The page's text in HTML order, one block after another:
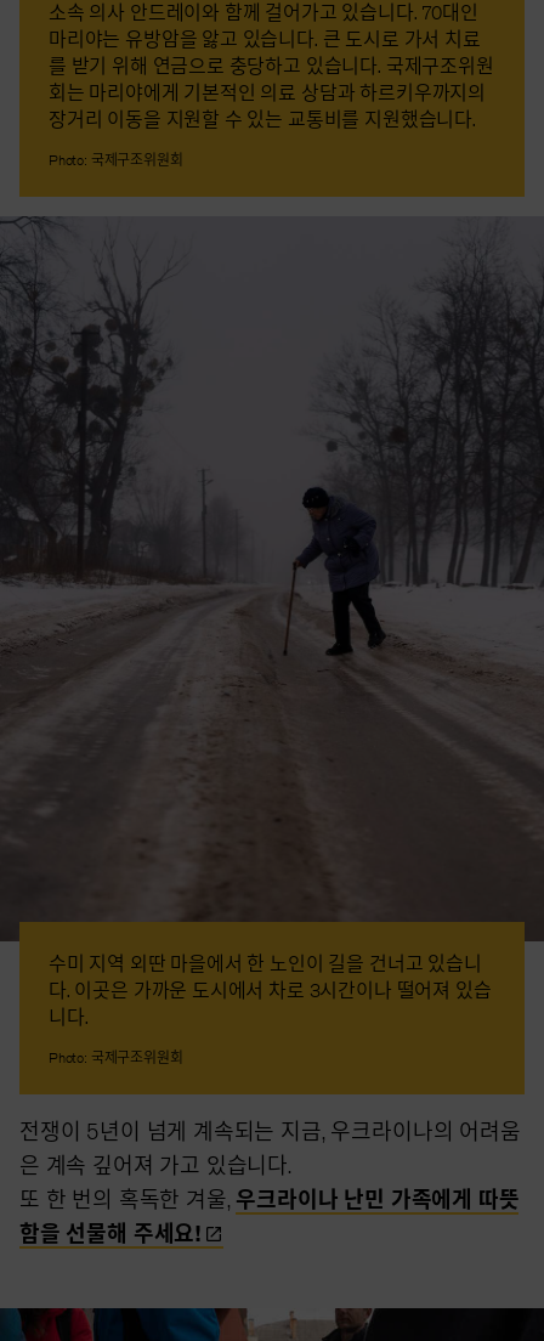
소속 의사 안드레이와 함께 걸어가고 있습니다. 70대인
마리야는 유방암을 앓고 있습니다. 큰 도시로 가서 치료
를 받기 위해 연금으로 충당하고 있습니다. 국제구조위원
회는 마리야에게 기본적인 의료 상담과 하르키우까지의
장거리 이동을 지원할 수 있는 교통비를 지원했습니다.
Photo: 국제구조위원회
수미 지역 외딴 마을에서 한 노인이 길을 건너고 있습니
다. 이곳은 가까운 도시에서 차로 3시간이나 떨어져 있습
니다.
Photo: 국제구조위원회
전쟁이 5년이 넘게 계속되는 지금, 우크라이나의 어려움
은 계속 깊어져 가고 있습니다.
또 한 번의 혹독한 겨울, 우크라이나 난민 가족에게 따뜻
함을 선물해 주세요!